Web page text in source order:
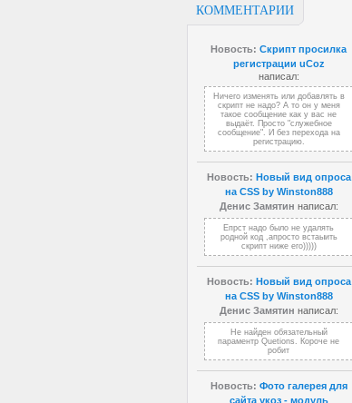
КОММЕНТАРИИ
Новость: Скрипт просилка
регистрации uCoz
написал:
Ничего изменять или добавлять в
скрипт не надо? А то он у меня
такое сообщение как у вас не
выдаёт. Просто "служебное
сообщение". И без перехода на
регистрацию.
Новость: Новый вид опроса
на CSS by Winston888
Денис Замятин написал:
Епрст надо было не удалять
родной код ,апросто встаыить
скрипт ниже его)))))
Новость: Новый вид опроса
на CSS by Winston888
Денис Замятин написал:
Не найден обязательный
параментр Quetions. Короче не
робит
Новость: Фото галерея для
сайта укоз - модуль